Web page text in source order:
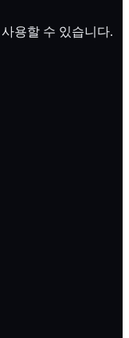
용할 수 있습니다.